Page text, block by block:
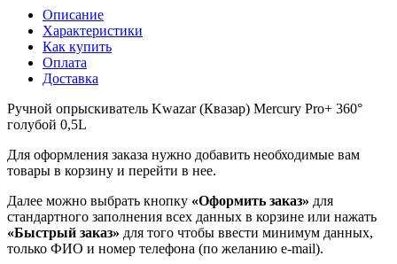
Описание
Характеристики
Как купить
Оплата
Доставка
Ручной опрыскиватель Kwazar (Квазар) Mercury Pro+ 360°
голубой 0,5L
Для оформления заказа нужно добавить необходимые вам
товары в корзину и перейти в нее.
Далее можно выбрать кнопку «Оформить заказ» для
стандартного заполнения всех данных в корзине или нажать
«Быстрый заказ» для того чтобы ввести минимум данных,
только ФИО и номер телефона (по желанию e-mail).